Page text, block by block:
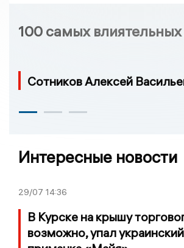
100 самых
Сотников Алексей
Интересные новости
29/07 14:36
В Курске на крышу
возможно, упал